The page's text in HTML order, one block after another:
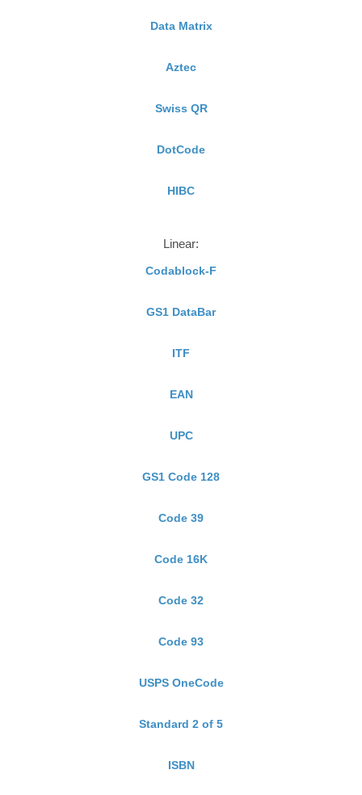
Data Matrix
Aztec
Swiss QR
DotCode
HIBC
Linear:
Codablock-F
GS1 DataBar
ITF
EAN
UPC
GS1 Code 128
Code 39
Code 16K
Code 32
Code 93
USPS OneCode
Standard 2 of 5
ISBN